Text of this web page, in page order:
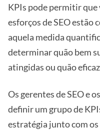
KPIs pode permitir que
esforços de SEO estão
aquela medida
determinar quão bem
atingidas ou quão
Os gerentes de SEO e
definir um grupo de
estratégia junto com